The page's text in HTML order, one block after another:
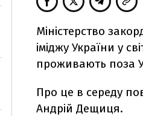
Міністерство
іміджу України у
проживають поза
Про це в середу
Андрій Дещиця.